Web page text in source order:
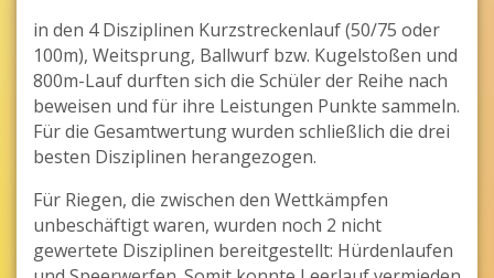
in den 4 Disziplinen Kurzstreckenlauf (50/75 oder
100m), Weitsprung, Ballwurf bzw. Kugelstoßen und
800m-Lauf durften sich die Schüler der Reihe nach
beweisen und für ihre Leistungen Punkte sammeln.
Für die Gesamtwertung wurden schließlich die drei
besten Disziplinen herangezogen.
Für Riegen, die zwischen den Wettkämpfen
unbeschäftigt waren, wurden noch 2 nicht
gewertete Disziplinen bereitgestellt: Hürdenlaufen